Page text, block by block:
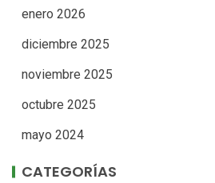
enero 2026
diciembre 2025
noviembre 2025
octubre 2025
mayo 2024
CATEGORÍAS